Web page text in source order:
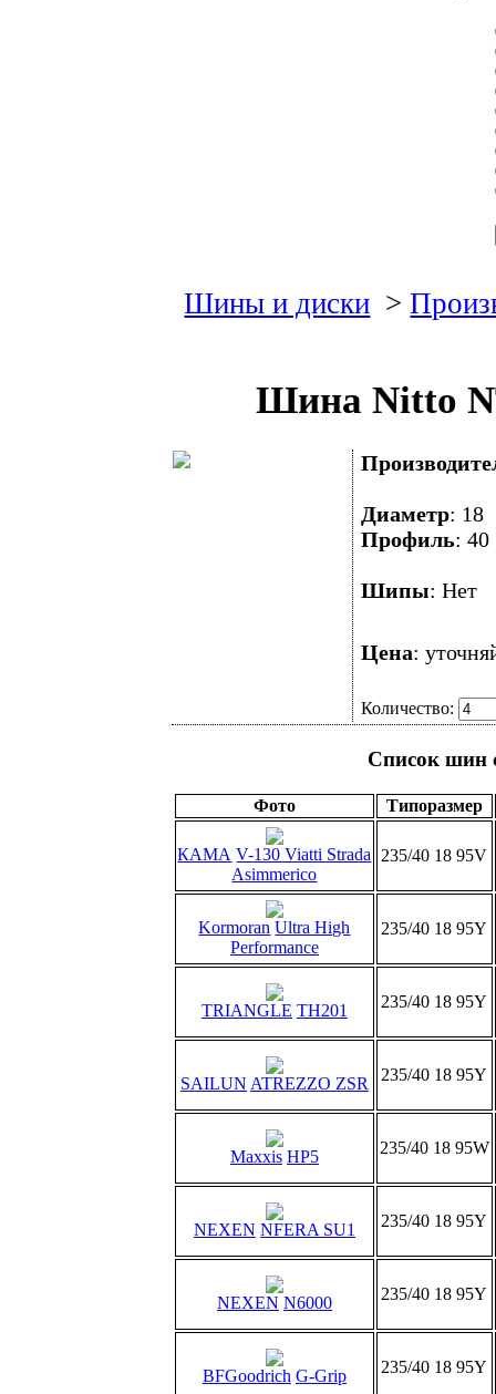
Шины и диски >
Шина Nitto
Диаметр:
Профиль:
Шипы:
Цена:
Количество:
Список шин
Фото Типоразмер
КАМА V-130 Viatti Strada
Asimmerico
235/40 18 95V
Kormoran Ultra High
Performance
235/40 18 95Y
TRIANGLE TH201 235/40 18 95Y
SAILUN ATREZZO ZSR 235/40 18 95Y
Maxxis HP5 235/40 18 95W
NEXEN NFERA SU1 235/40 18 95Y
NEXEN N6000 235/40 18 95Y
BFGoodrich G-Grip 235/40 18 95Y